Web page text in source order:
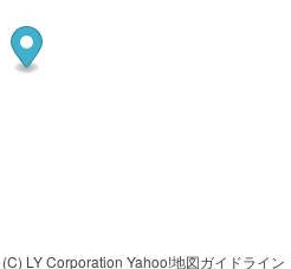
(C) LY Corporation Yahoo!地図ガイドライン